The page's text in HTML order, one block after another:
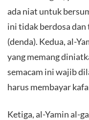
ada niat untuk
ini tidak berdosa
(denda). Kedua, al-
yang memang
semacam ini wajib
harus membayar
Ketiga, al-Yamin al-